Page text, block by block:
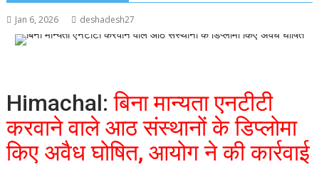
Jan 6, 2026 deshadesh27
Himachal:बिना मान्यता एनटीटी
करवाने वाले आठ संस्थानों के डिप्लोमा
किए अवैध घोषित, आयोग ने की कार्रवाई